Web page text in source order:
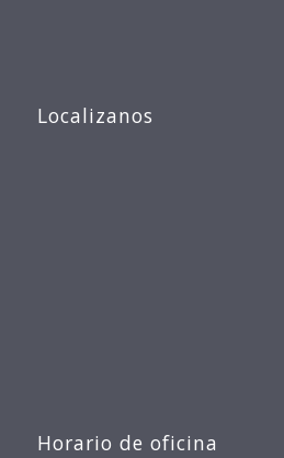
Localizanos
Horario de oficina